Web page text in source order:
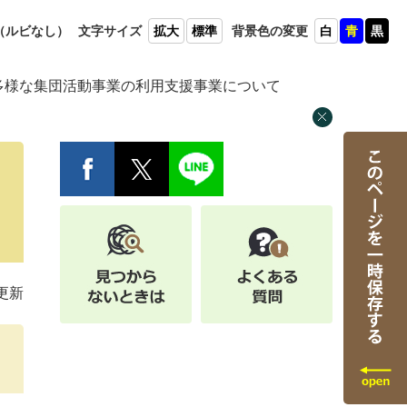
ルビなし） 文字サイズ 拡大 標準 背景色の変更 白 青 黒
な集団活動事業の利用支援事業について
新